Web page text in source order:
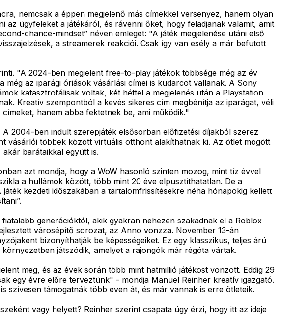
nemcsak a éppen megjelenő más címekkel versenyez, hanem olyan
az ügyfeleket a játékáról, és rávenni őket, hogy feladjanak valamit, amit
chance-mindset” néven emleget: "A játék megjelenése utáni első
a streamerek reakciói. Csak így van esély a már befutott
"A 2024-ben megjelent free-to-play játékok többsége még az év
az iparági óriások vásárlási címei is kudarcot vallanak. A Sony
katasztrofálisak voltak, két héttel a megjelenés után a Playstation
Kreatív szempontból a kevés sikeres cím megbénítja az iparágat, véli
hanem abba fektetnek be, ami működik."
2004-ben indult szerepjáték elsősorban előfizetési díjakból szerez
vásárlói többek között virtuális otthont alakíthatnak ki. Az ötlet mögött
barátaikkal együtt is.
azt mondja, hogy a WoW hasonló szinten mozog, mint tíz évvel
a hullámok között, több mint 20 éve elpusztíthatatlan. De a
kezdeti időszakában a tartalomfrissítésekre néha hónapokig kellett
generációktól, akik gyakran nehezen szakadnak el a Roblox
városépítő sorozat, az Anno vonzza. November 13-án
bizonyíthatják be képességeiket. Ez egy klasszikus, teljes árú
játszódik, amelyet a rajongók már régóta vártak.
meg, és az évek során több mint hatmillió játékost vonzott. Eddig 29
egy évre előre terveztünk" - mondja Manuel Reinher kreatív igazgató.
szívesen támogatnák több éven át, és már vannak is erre ötleteik.
vagy helyett? Reinher szerint csapata úgy érzi, hogy itt az ideje